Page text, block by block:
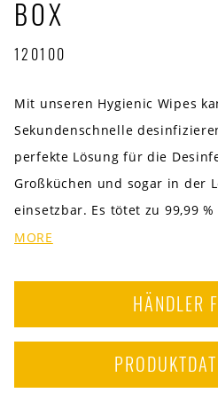
BOX
120100
Mit unseren Hygienic Wipes
Sekundenschnelle
perfekte Lösung für die
Großküchen und sogar in der
einsetzbar. Es tötet zu 99,99
und Pilze ab. Wir empfehlen
Minuten (einigen Pilzen)
MORE
HÄNDLER